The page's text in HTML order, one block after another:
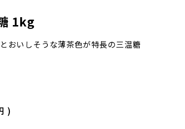
1kg
おいしそうな薄茶色が特長の三温糖
)